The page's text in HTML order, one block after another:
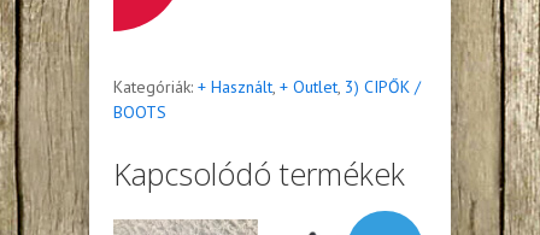
Kategóriák: + Használt, + Outlet, 3) CIPŐK /
BOOTS
Kapcsolódó termékek